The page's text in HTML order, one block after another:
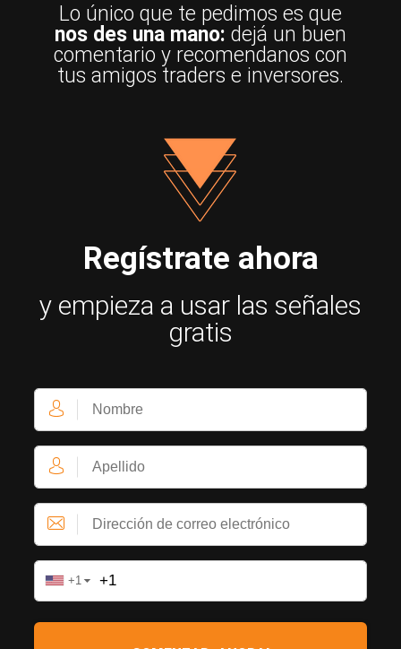
Lo único que te pedimos es que
nos des una mano: dejá un buen
comentario y recomendanos con
tus amigos traders e inversores.
Regístrate ahora
y empieza a usar las señales
gratis